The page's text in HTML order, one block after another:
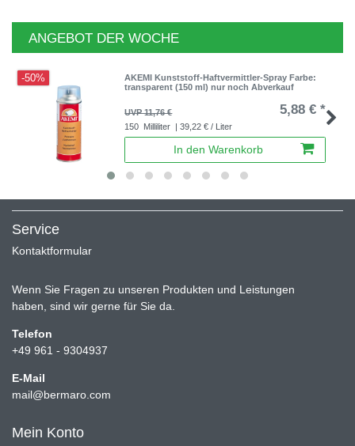
ANGEBOT DER WOCHE
-50%
AKEMI Kunststoff-Haftvermittler-Spray Farbe:
transparent (150 ml) nur noch Abverkauf
UVP 11,76 € 5,88 € *
150 Milliliter | 39,22 € / Liter
In den Warenkorb
Service
Kontaktformular
Wenn Sie Fragen zu unseren Produkten und Leistungen
haben, sind wir gerne für Sie da.
Telefon
+49 961 - 9304937
E-Mail
mail@bermaro.com
Mein Konto